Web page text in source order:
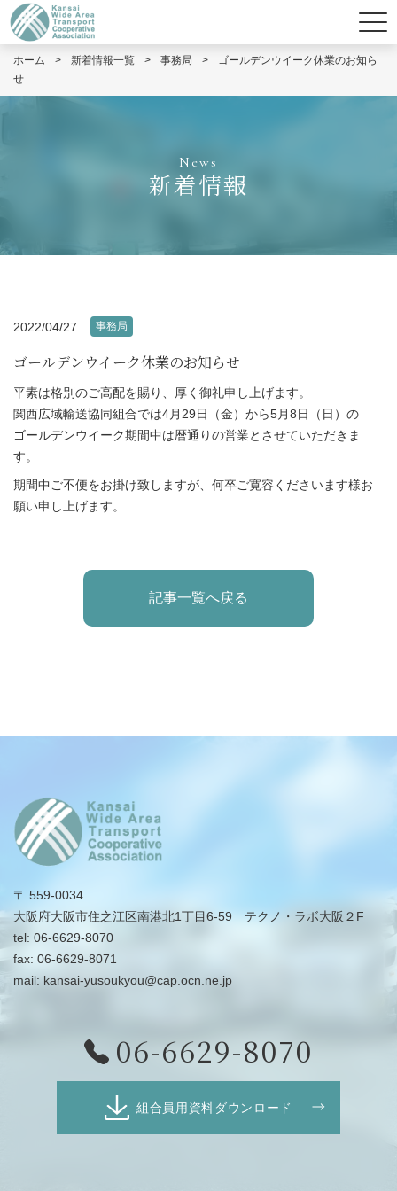
ホーム > 新着情報一覧 > 事務局 >
ゴールデンウイーク休業のお知ら
せ
News
新着情報
2022/04/27 事務局
ゴールデンウイーク休業のお知らせ
平素は格別のご高配を賜り、厚く御礼申し上げます。
関西広域輸送協同組合では4月29日（金）から5月8日（日）の
ゴールデンウイーク期間中は暦通りの営業とさせていただきま
す。
期間中ご不便をお掛け致しますが、何卒ご寛容くださいます様お
願い申し上げます。
記事一覧へ戻る
〒 559-0034
大阪府大阪市住之江区南港北1丁目6-59 テクノ・ラボ大阪２F
tel: 06-6629-8070
fax: 06-6629-8071
mail: kansai-yusoukyou@cap.ocn.ne.jp
06-6629-8070
組合員用資料ダウンロード